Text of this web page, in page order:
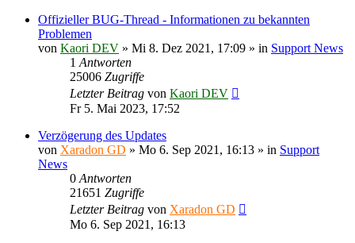
Offizieller BUG-Thread - Informationen zu bekannten
Problemen
von Kaori DEV » Mi 8. Dez 2021, 17:09 » in Support News
1 Antworten
25006 Zugriffe
Letzter Beitrag von Kaori DEV
Fr 5. Mai 2023, 17:52
Verzögerung des Updates
von Xaradon GD » Mo 6. Sep 2021, 16:13 » in Support
News
0 Antworten
21651 Zugriffe
Letzter Beitrag von Xaradon GD
Mo 6. Sep 2021, 16:13